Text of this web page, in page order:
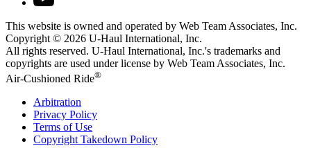
This website is owned and operated by Web Team Associates, Inc.
Copyright © 2026 U-Haul International, Inc.
All rights reserved. U-Haul International, Inc.'s trademarks and
copyrights are used under license by Web Team Associates, Inc.
Air-Cushioned Ride®
Arbitration
Privacy Policy
Terms of Use
Copyright Takedown Policy